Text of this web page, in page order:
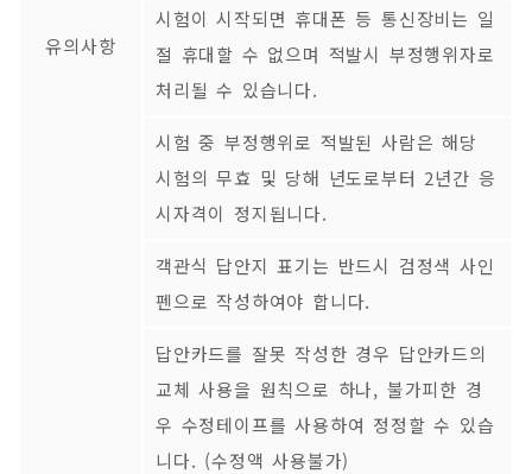
유의사항
시험이 시작되면 휴대폰 등 통신장비는 일
절 휴대할 수 없으며 적발시 부정행위자로
처리될 수 있습니다.
시험 중 부정행위로 적발된 사람은 해당
시험의 무효 및 당해 년도로부터 2년간 응
시자격이 정지됩니다.
객관식 답안지 표기는 반드시 검정색 사인
펜으로 작성하여야 합니다.
답안카드를 잘못 작성한 경우 답안카드의
교체 사용을 원칙으로 하나, 불가피한 경
우 수정테이프를 사용하여 정정할 수 있습
니다. (수정액 사용불가)